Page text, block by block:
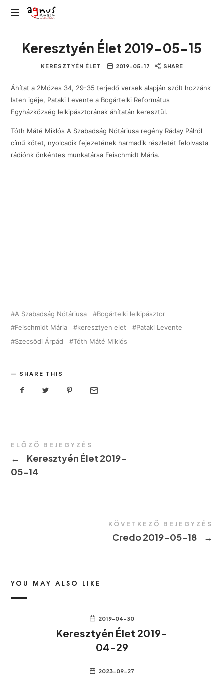
Agnus
közösségi
rádiója
Keresztyén Élet 2019-05-15
KERESZTYÉN ÉLET 2019-05-17 SHARE
Áhítat a 2Mózes 34, 29-35 terjedő versek alapján szólt hozzánk
Isten igéje, Pataki Levente a Bogártelki Református
Egyházközség lelkipásztorának áhítatán keresztül.
Tóth Máté Miklós A Szabadság Nótáriusa regény Ráday Pálról
című kötet, nyolcadik fejezetének harmadik részletét felolvasta
rádiónk önkéntes munkatársa Feischmidt Mária.
A Szabadság Nótáriusa
Bogártelki lelkipásztor
Feischmidt Mária
keresztyen elet
Pataki Levente
Szecsődi Árpád
Tóth Máté Miklós
SHARE THIS
ELŐZŐ BEJEGYZÉS
←
Keresztyén Élet 2019-
05-14
KÖVETKEZŐ BEJEGYZÉS
Credo 2019-05-18 →
YOU MAY ALSO LIKE
2019-04-30
Keresztyén Élet 2019-
04-29
2023-09-27